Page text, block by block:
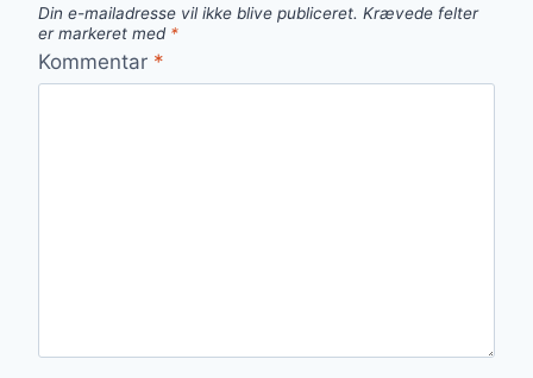
Din e-mailadresse vil ikke blive publiceret. Krævede felter
er markeret med *
Kommentar *